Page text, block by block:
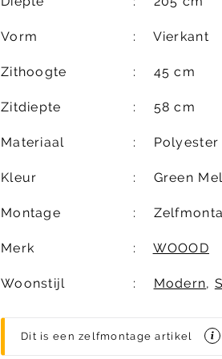
Vorm Vierkant
Zithoogte 45 cm
Zitdiepte 58 cm
Materiaal Polyester
Kleur Green
Montage
Merk WOOOD
Woonstijl Modern,
Dit is een zelfmontage artikel